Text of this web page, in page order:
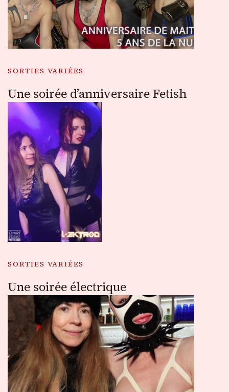
SORTIES VARIÉES
Une soirée d’anniversaire Fetish
SORTIES VARIÉES
Une soirée électrique